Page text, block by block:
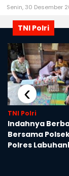
Senin, 30 Desember
TNI Polri
TNI Polri
Indahnya
Bersama
Polres
‹